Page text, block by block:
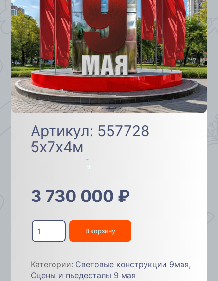
Артикул: 557728
5х7х4м
3 730 000 ₽
Количество
товара
Артикул:
В корзину
Категории: Световые конструкции 9мая,
Сцены и пьедесталы 9 мая
*
*